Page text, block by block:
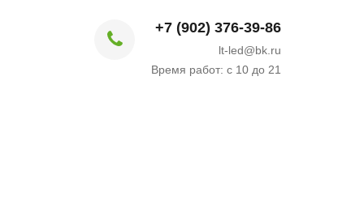
+7 (902) 376-39-86
lt-led@bk.ru
Время работ: с 10 до 21